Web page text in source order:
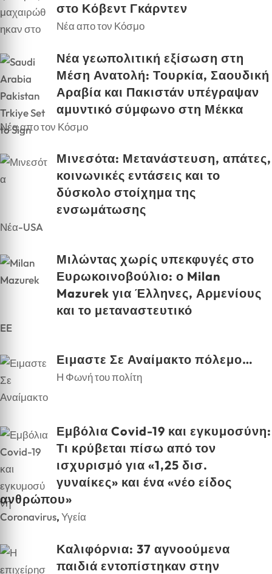
στο Κόβεντ Γκάρντεν
Νέα απο τον Κόσμο
Νέα γεωπολιτική εξίσωση στη
Μέση Ανατολή: Τουρκία, Σαουδική
Αραβία και Πακιστάν υπέγραψαν
αμυντικό σύμφωνο στη Μέκκα
Νέα απο τον Κόσμο
Μινεσότα: Μετανάστευση, απάτες,
κοινωνικές εντάσεις και το
δύσκολο στοίχημα της
ενσωμάτωσης
Νέα-USA
Μιλώντας χωρίς υπεκφυγές στο
Ευρωκοινοβούλιο: ο Milan
Mazurek για Έλληνες, Αρμενίους
και το μεταναστευτικό
EE
Ειμαστε Σε Αναίμακτο πόλεμο…
Η Φωνή του πολίτη
Εμβόλια Covid-19 και εγκυμοσύνη:
Τι κρύβεται πίσω από τον
ισχυρισμό για «1,25 δισ.
γυναίκες» και ένα «νέο είδος
ανθρώπου»
Coronavirus,Υγεία
Καλιφόρνια: 37 αγνοούμενα
παιδιά εντοπίστηκαν στην